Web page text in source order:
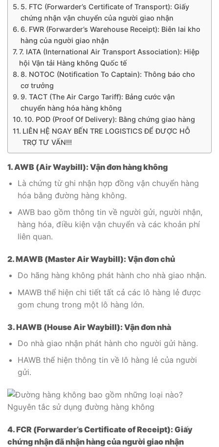
5. FTC (Forwarder’s Certificate of Transport): Giấy
chứng nhận vận chuyển của người giao nhận
6. FWR (Forwarder’s Warehouse Receipt): Biên lai kho
hàng của người giao nhận
7. IATA (International Air Transport Association): Hiệp
hội Vận tải Hàng không Quốc tế
8. NOTOC (Notification To Captain): Thông báo cho
cơ trưởng
9. TACT (The Air Cargo Tariff): Bảng cước vận
chuyển hàng hóa hàng không
10. POD (Proof Of Delivery): Bằng chứng giao hàng
LIÊN HỆ NGAY BẾN TRE LOGISTICS ĐỂ ĐƯỢC HỖ
TRỢ TƯ VẤN!!!
1. AWB (Air Waybill): Vận đơn hàng không
Là chứng từ ghi nhận hợp đồng vận chuyển hàng
hóa bằng đường hàng không.
AWB bao gồm thông tin về người gửi, người nhận,
hàng hóa, điều kiện vận chuyển và các khoản phí
liên quan.
2. MAWB (Master Air Waybill): Vận đơn chủ
Do hãng hàng không phát hành cho nhà giao nhận.
MAWB thể hiện chi tiết tất cả các lô hàng lẻ được
gom chung trong một lô hàng lớn.
3. HAWB (House Air Waybill): Vận đơn nhà
Do nhà giao nhận phát hành cho người gửi hàng.
HAWB thể hiện thông tin về lô hàng lẻ của người
gửi.
4. FCR (Forwarder’s Certificate of Receipt): Giấy
chứng nhận đã nhận hàng của người giao nhận